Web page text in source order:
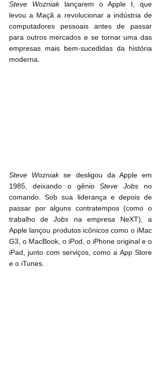
Steve Wozniak lançarem o Apple I, que
levou a Maçã a revolucionar a indústria de
computadores pessoais antes de passar
para outros mercados e se tornar uma das
empresas mais bem-sucedidas da história
moderna.
Steve Wozniak se desligou da Apple em
1985, deixando o gênio Steve Jobs no
comando. Sob sua liderança e depois de
passar por alguns contratempos (como o
trabalho de Jobs na empresa NeXT), a
Apple lançou produtos icônicos como o iMac
G3, o MacBook, o iPod, o iPhone original e o
iPad, junto com serviços, como a App Store
e o iTunes.